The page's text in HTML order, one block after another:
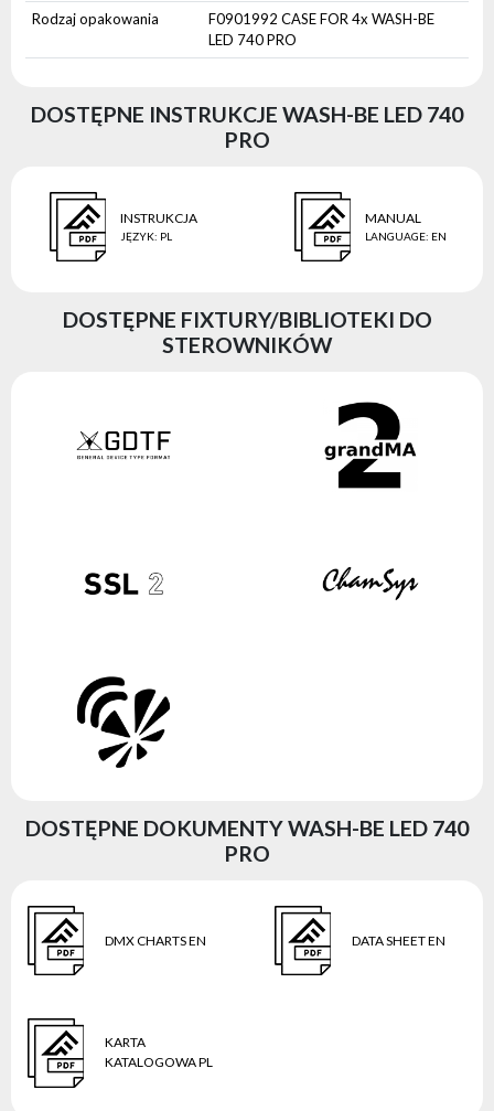
Rodzaj opakowania
F0901992 CASE FOR 4x WASH-BE
LED 740 PRO
DOSTĘPNE INSTRUKCJE WASH-BE LED 740
PRO
INSTRUKCJA
JĘZYK: PL
MANUAL
LANGUAGE: EN
DOSTĘPNE FIXTURY/BIBLIOTEKI DO
STEROWNIKÓW
DOSTĘPNE DOKUMENTY WASH-BE LED 740
PRO
DMX CHARTS EN DATA SHEET EN
KARTA
KATALOGOWA PL